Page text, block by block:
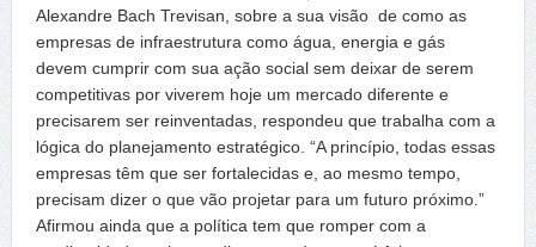
Alexandre Bach Trevisan, sobre a sua visão de como as
empresas de infraestrutura como água, energia e gás
devem cumprir com sua ação social sem deixar de serem
competitivas por viverem hoje um mercado diferente e
precisarem ser reinventadas, respondeu que trabalha com a
lógica do planejamento estratégico. “A princípio, todas essas
empresas têm que ser fortalecidas e, ao mesmo tempo,
precisam dizer o que vão projetar para um futuro próximo.”
Afirmou ainda que a política tem que romper com a